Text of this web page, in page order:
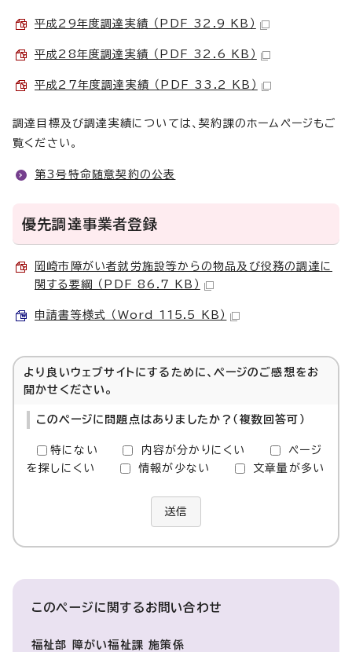
平成29年度調達実績 （PDF 32.9 KB）
平成28年度調達実績 （PDF 32.6 KB）
平成27年度調達実績 （PDF 33.2 KB）
調達目標及び調達実績については、契約課のホームページもご
覧ください。
第3号特命随意契約の公表
優先調達事業者登録
岡崎市障がい者就労施設等からの物品及び役務の調達に
関する要綱 （PDF 86.7 KB）
申請書等様式 （Word 115.5 KB）
より良いウェブサイトにするために、ページのご感想をお
聞かせください。
このページに問題点はありましたか？（複数回答可）
特にない 内容が分かりにくい
ページ
を探しにくい
情報が少ない 文章量が多い
送信
このページに関するお問い合わせ
福祉部 障がい福祉課 施策係